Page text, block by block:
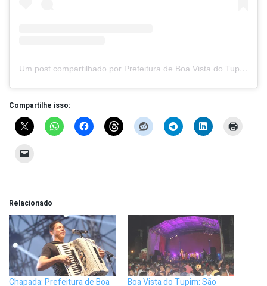
Um post compartilhado por Prefeitura de Boa Vista do Tupim (@prefeituraboavistadotupim)
Compartilhe isso:
Relacionado
Chapada: Prefeitura de Boa
Boa Vista do Tupim: São